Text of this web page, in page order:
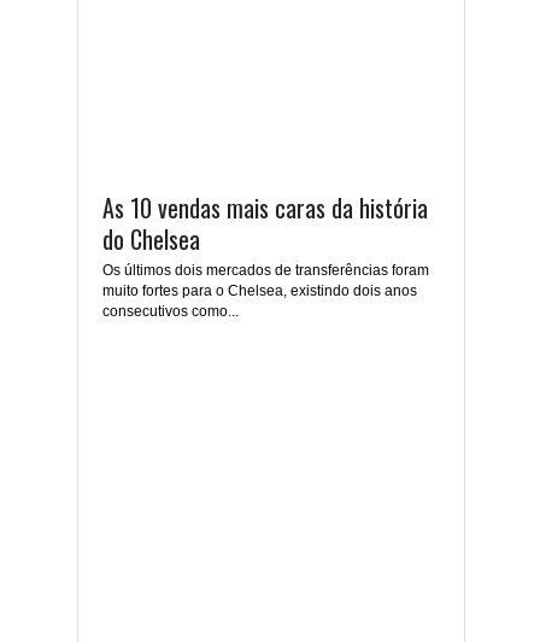
As 10 vendas mais caras da história
do Chelsea
Os últimos dois mercados de transferências foram
muito fortes para o Chelsea, existindo dois anos
consecutivos como...